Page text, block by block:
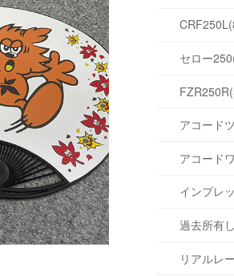
セロー
アコード
アコード
インプレ
過去所有
リアルレ